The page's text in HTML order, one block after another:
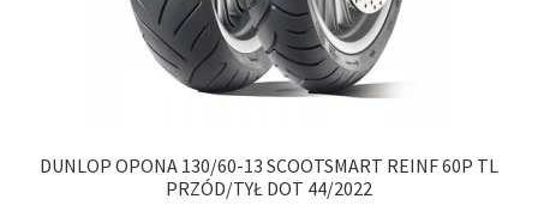
DUNLOP OPONA 130/60-13 SCOOTSMART REINF 60P TL
PRZÓD/TYŁ DOT 44/2022